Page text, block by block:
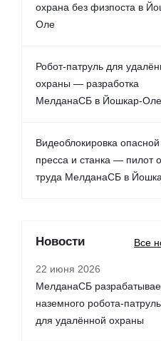
охрана без физпоста в
Оле
Робот-патруль для
охраны — разработка
МелданаСБ в Йошкар-Оле
Видеоблокировка
пресса и станка — пилот
труда МелданаСБ в
Новости Все
22 июня 2026
МелданаСБ
наземного робота-
для удалённой охраны